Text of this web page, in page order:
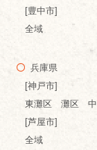
[豊中市]
全域
兵庫県
[神戸市]
東灘区 灘区
[芦屋市]
全域